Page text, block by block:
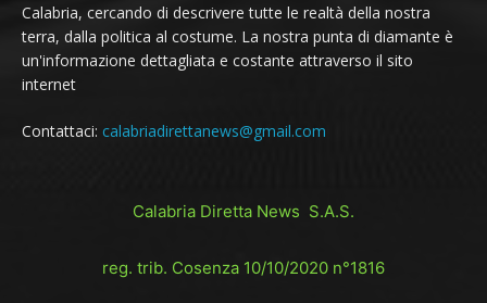
Calabria, cercando di descrivere tutte le realtà della nostra
terra, dalla politica al costume. La nostra punta di diamante è
un'informazione dettagliata e costante attraverso il sito
internet
Contattaci: calabriadirettanews@gmail.com
Calabria Diretta News S.A.S.
reg. trib. Cosenza 10/10/2020 n°1816